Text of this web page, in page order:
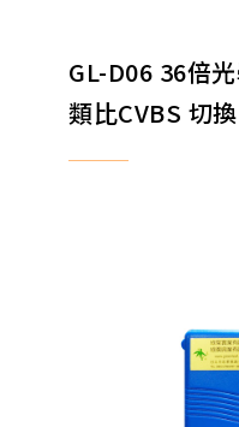
GL-D06 36倍
類比CVBS 切